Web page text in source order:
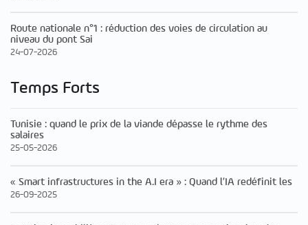
Route nationale n°1 : réduction des voies de circulation au
niveau du pont Sai
24-07-2026
Temps Forts
Tunisie : quand le prix de la viande dépasse le rythme des
salaires
25-05-2026
« Smart infrastructures in the A.I era » : Quand l’IA redéfinit les
26-09-2025